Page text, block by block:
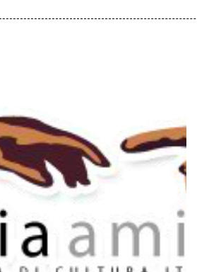
de Língua
Cultura Italiana –
Italia Amica